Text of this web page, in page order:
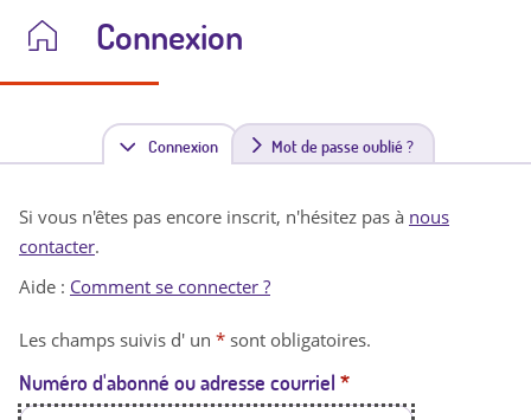
Connexion
Connexion(
n
t
Mot de passe oublié ?
Si vous n'êtes pas encore inscrit, n'hésitez pas à nous
contacter.
Aide : Comment se connecter ?
Les champs suivis d' un * sont obligatoires.
Numéro d'abonné ou adresse courriel *